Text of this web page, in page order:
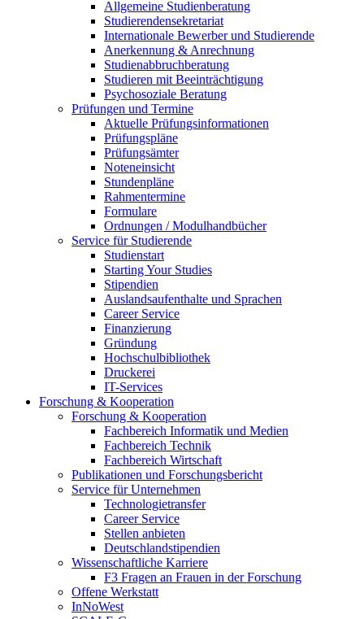
Allgemeine Studienberatung
Studierendensekretariat
Internationale Bewerber und Studierende
Anerkennung & Anrechnung
Studienabbruchberatung
Studieren mit Beeinträchtigung
Psychosoziale Beratung
Prüfungen und Termine
Aktuelle Prüfungsinformationen
Prüfungspläne
Prüfungsämter
Noteneinsicht
Stundenpläne
Rahmentermine
Formulare
Ordnungen / Modulhandbücher
Service für Studierende
Studienstart
Starting Your Studies
Stipendien
Auslandsaufenthalte und Sprachen
Career Service
Finanzierung
Gründung
Hochschulbibliothek
Druckerei
IT-Services
Forschung & Kooperation
Forschung & Kooperation
Fachbereich Informatik und Medien
Fachbereich Technik
Fachbereich Wirtschaft
Publikationen und Forschungsbericht
Service für Unternehmen
Technologietransfer
Career Service
Stellen anbieten
Deutschlandstipendien
Wissenschaftliche Karriere
F3 Fragen an Frauen in der Forschung
Offene Werkstatt
InNoWest